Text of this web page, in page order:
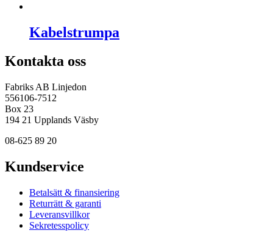
Kabelstrumpa
Kontakta oss
Fabriks AB Linjedon
556106-7512
Box 23
194 21 Upplands Väsby
08-625 89 20
Kundservice
Betalsätt & finansiering
Returrätt & garanti
Leveransvillkor
Sekretesspolicy